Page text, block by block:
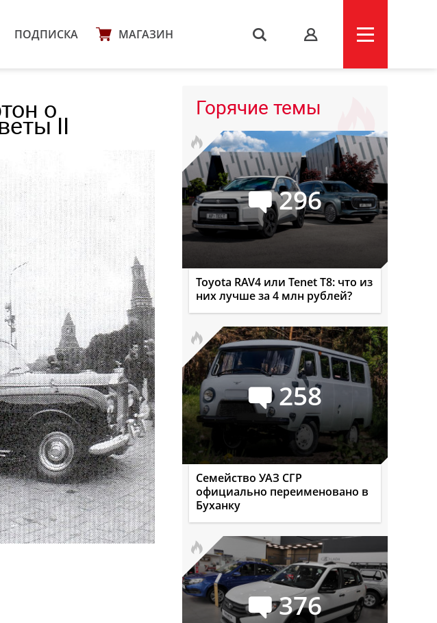
ПОДПИСКА МАГАЗИН s
о
II
Горячие темы
296
Toyota RAV4 или Tenet T8: что из
них лучше за 4 млн рублей?
258
Семейство УАЗ СГР
официально переименовано в
Буханку
376